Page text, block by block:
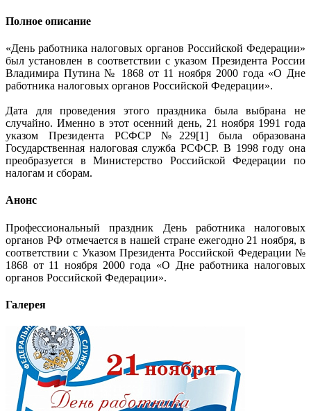
Полное описание
«День работника налоговых органов Российской Федерации»
был установлен в соответствии с указом Президента России
Владимира Путина № 1868 от 11 ноября 2000 года «О Дне
работника налоговых органов Российской Федерации».
Дата для проведения этого праздника была выбрана не
случайно. Именно в этот осенний день, 21 ноября 1991 года
указом Президента РСФСР №229[1] была образована
Государственная налоговая служба РСФСР. В 1998 году она
преобразуется в Министерство Российской Федерации по
налогам и сборам.
Анонс
Профессиональный праздник День работника налоговых
органов РФ отмечается в нашей стране ежегодно 21 ноября, в
соответствии с Указом Президента Российской Федерации №
1868 от 11 ноября 2000 года «О Дне работника налоговых
органов Российской Федерации».
Галерея